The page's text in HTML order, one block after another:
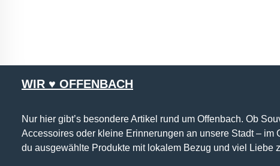
WIR ♥ OFFENBACH
Nur hier gibt’s besondere Artikel rund um Offenbach. Ob
Accessoires oder kleine Erinnerungen an unsere Stadt – im
du ausgewählte Produkte mit lokalem Bezug und viel Liebe